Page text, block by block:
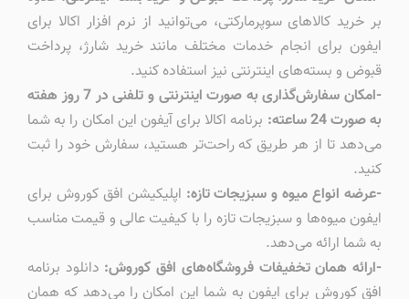
بر خرید کالاهای سوپرمارکتی، می‌توانید از نرم افزار اکالا برای
ایفون برای انجام خدمات مختلف مانند خرید شارژ، پرداخت
قبوض و بسته‌های اینترنتی نیز استفاده کنید.
-امکان سفارش‌گذاری به صورت اینترنتی و تلفنی در 7 روز هفته
به صورت 24 ساعته:
برنامه اکالا برای آیفون این امکان را به شما
می‌دهد تا از هر طریق که راحت‌تر هستید، سفارش خود را ثبت
کنید.
-عرضه انواع میوه و سبزیجات تازه: اپلیکیشن افق کوروش برای
ایفون میوه‌ها و سبزیجات تازه را با کیفیت عالی و قیمت مناسب
به شما ارائه می‌دهد.
-ارائه همان تخفیفات فروشگاه‌های افق کوروش: دانلود برنامه
افق کوروش برای ایفون به شما این امکان را می‌دهد که همان